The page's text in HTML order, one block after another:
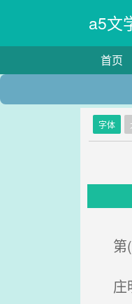
a5文
首页
字体
第
庄